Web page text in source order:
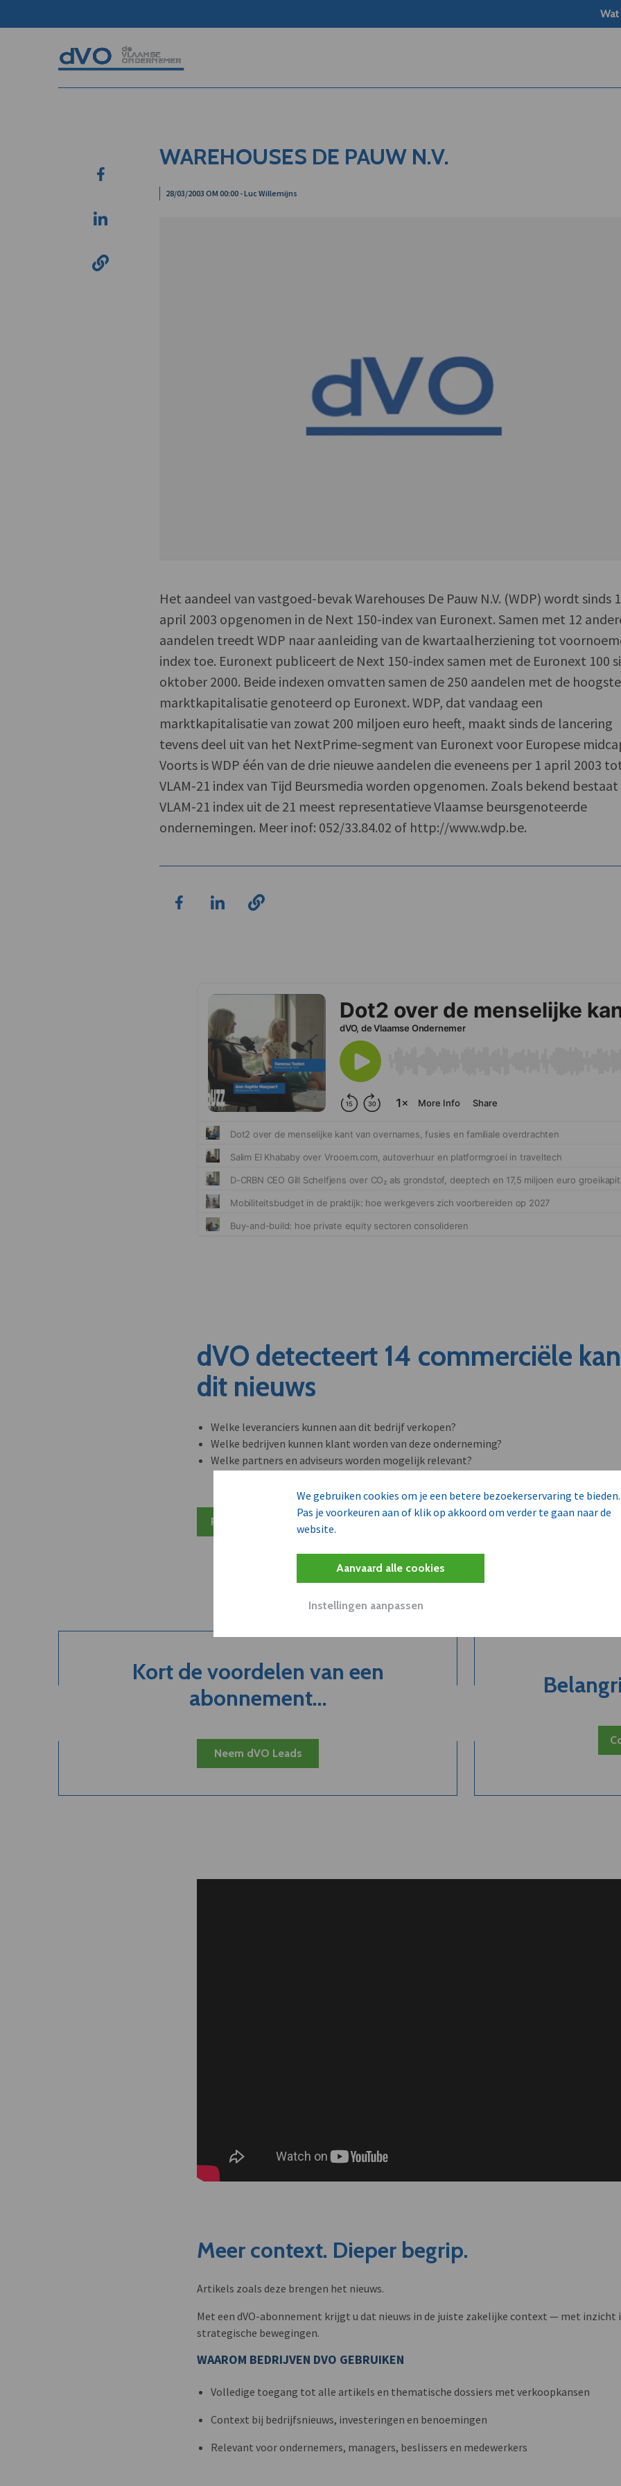
We gebruiken cookies om je een betere bezoekerservaring te bieden.
Pas je voorkeuren aan of klik op akkoord om verder te gaan naar de
website.
Aanvaard alle cookies
Instellingen aanpassen
WAREHOUSES DE PAUW N.V.
28/03/2003 OM 00:00 - Luc Willemijns
Het aandeel van vastgoed-bevak Warehouses De Pauw N.V. (WDP) wordt sinds 1
april 2003 opgenomen in de Next 150-index van Euronext. Samen met 12
aandelen treedt WDP naar aanleiding van de kwartaalherziening tot
index toe. Euronext publiceert de Next 150-index samen met de Euronext 100
oktober 2000. Beide indexen omvatten samen de 250 aandelen met de hoogste
marktkapitalisatie genoteerd op Euronext. WDP, dat vandaag een
marktkapitalisatie van zowat 200 miljoen euro heeft, maakt sinds de lancering
tevens deel uit van het NextPrime-segment van Euronext voor Europese
Voorts is WDP één van de drie nieuwe aandelen die eveneens per 1 april 2003
VLAM-21 index van Tijd Beursmedia worden opgenomen. Zoals bekend bestaat
VLAM-21 index uit de 21 meest representatieve Vlaamse beursgenoteerde
ondernemingen. Meer inof: 052/33.84.02 of http://www.wdp.be.
dVO detecteert 14 commerciële
dit nieuws
Welke leveranciers kunnen aan dit bedrijf verkopen?
Welke bedrijven kunnen klant worden van deze onderneming?
Welke partners en adviseurs worden mogelijk relevant?
Plan 20 min inzicht
Kort de voordelen van een
abonnement...
Neem dVO Leads
Meer context. Dieper begrip.
Artikels zoals deze brengen het nieuws.
Met een dVO-abonnement krijgt u dat nieuws in de juiste zakelijke context — met inzicht
strategische bewegingen.
WAAROM BEDRIJVEN DVO GEBRUIKEN
Volledige toegang tot alle artikels en thematische dossiers met verkoopkansen
Context bij bedrijfsnieuws, investeringen en benoemingen
Relevant voor ondernemers, managers, beslissers en medewerkers